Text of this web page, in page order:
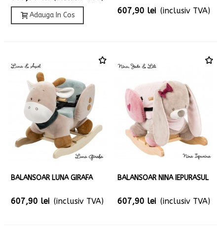
Adauga In Cos 607,90 lei (inclusiv TVA)
BALANSOAR LUNA GIRAFA
607,90 lei (inclusiv TVA)
BALANSOAR NINA IEPURASUL
607,90 lei (inclusiv TVA)